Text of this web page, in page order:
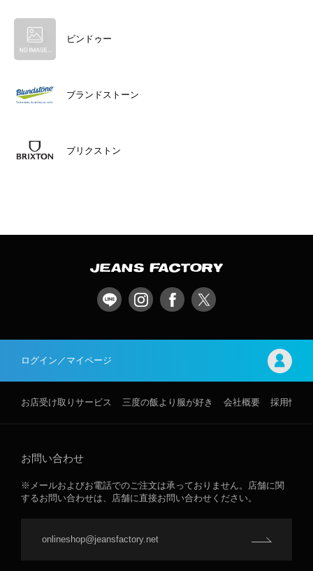
ビンドゥー
ブランドストーン
ブリクストン
ログイン／マイページ
お店受け取りサービス 三度の飯より服が好き 会社概要 採用情報
お問い合わせ
※メールおよびお電話でのご注文は承っておりません。店舗に関
するお問い合わせは、店舗に直接お問い合わせください。
onlineshop@jeansfactory.net